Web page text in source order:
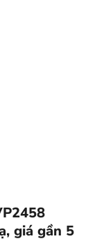
giá gần 5